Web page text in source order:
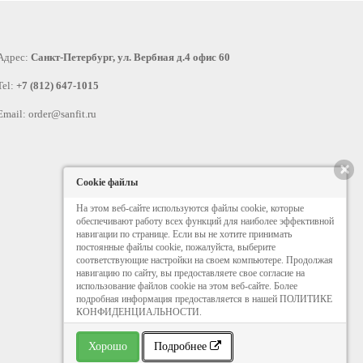
Санкт-Петербург, ул. Вербная д.4 офис 60
+7 (812) 647-1015
order@sanfit.ru
×
Cookie файлы
На этом веб-сайте используются файлы cookie, которые
обеспечивают работу всех функций для наиболее эффективной
навигации по странице. Если вы не хотите принимать
постоянные файлы cookie, пожалуйста, выберите
соответствующие настройки на своем компьютере. Продолжая
навигацию по сайту, вы предоставляете свое согласие на
использование файлов cookie на этом веб-сайте. Более
подробная информация предоставляется в нашей ПОЛИТИКЕ
КОНФИДЕНЦИАЛЬНОСТИ.
Хорошо Подробнее